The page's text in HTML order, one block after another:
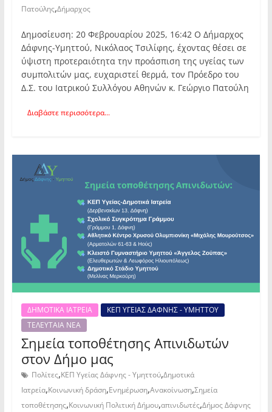
Πατούλης,Δήμαρχος
Δημοσίευση: 20 Φεβρουαρίου 2025, 16:42 Ο Δήμαρχος
Δάφνης-Υμηττού, Νικόλαος Τσιλίφης, έχοντας θέσει σε
ύψιστη προτεραιότητα την προάσπιση της υγείας των
συμπολιτών μας, ευχαριστεί θερμά, τον Πρόεδρο του
Δ.Σ. του Ιατρικού Συλλόγου Αθηνών κ. Γεώργιο Πατούλη
Διαβάστε περισσότερα...
ΔΗΜΟΤΙΚΑ ΙΑΤΡΕΙΑ
ΚΕΠ ΥΓΕΙΑΣ ΔΑΦΝΗΣ - ΥΜΗΤΤΟΥ
ΤΕΛΕΥΤΑΙΑ ΝΕΑ
Σημεία τοποθέτησης Απινιδωτών
στον Δήμο μας
Πολίτες,ΚΕΠ Υγείας Δάφνης - Υμηττού,Δημοτικά
Ιατρεία,Κοινωνική δράση,Ενημέρωση,Ανακοίνωση,Σημεία
τοποθέτησης,Κοινωνική Πολιτική Δήμου,απινιδωτές,Δήμος Δάφνης